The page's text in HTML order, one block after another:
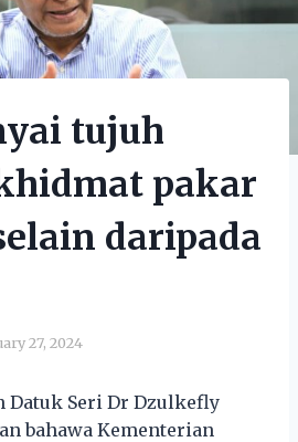
tujuh
pakar
daripada
27, 2024
Datuk Seri Dr Dzulkefly
bahawa Kementerian